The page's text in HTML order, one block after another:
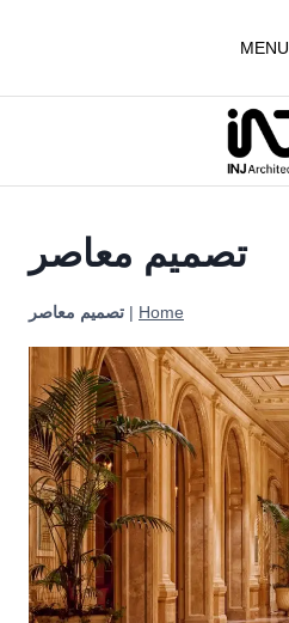
MENU
تصميم معاصر
Home
| تصميم معاصر